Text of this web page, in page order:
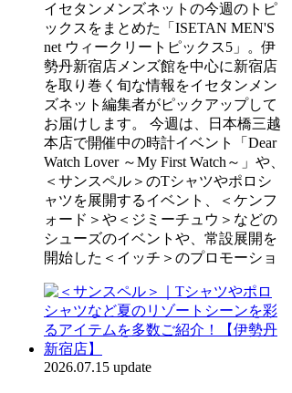
イセタンメンズネットの今週のトピ
ックスをまとめた「ISETAN MEN'S
net ウィークリートピックス5」。伊
勢丹新宿店メンズ館を中心に新宿店
を取り巻く旬な情報をイセタンメン
ズネット編集者がピックアップして
お届けします。 今週は、日本橋三越
本店で開催中の時計イベント「Dear
Watch Lover ～My First Watch～」や、
＜サンスペル＞のTシャツやポロシ
ャツを展開するイベント、＜ケンフ
ォード＞や＜ジミーチュウ＞などの
シューズのイベントや、常設展開を
開始した＜イッチ＞のプロモーショ
2026.07.15 update